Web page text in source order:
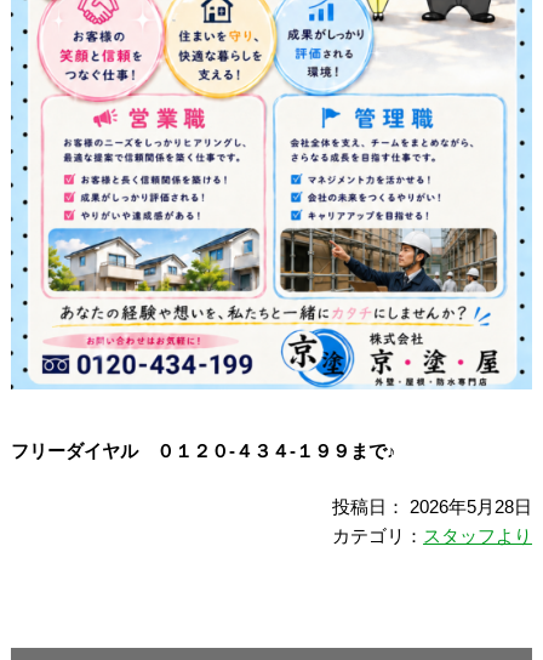
フリーダイヤル ０１２０-４３４-１９９まで♪
投稿日： 2026年5月28日
カテゴリ： スタッフより